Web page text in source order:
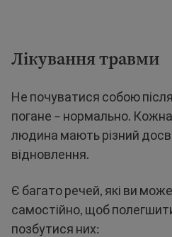
Лікування травми
Не почуватися собою
погане – нормально.
людина мають різний
відновлення.
Є багато речей, які ви
самостійно, щоб
позбутися них: